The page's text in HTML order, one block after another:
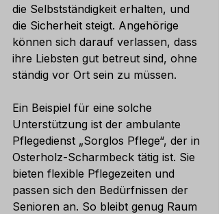
die Selbstständigkeit erhalten, und
die Sicherheit steigt. Angehörige
können sich darauf verlassen, dass
ihre Liebsten gut betreut sind, ohne
ständig vor Ort sein zu müssen.
Ein Beispiel für eine solche
Unterstützung ist der ambulante
Pflegedienst „Sorglos Pflege“, der in
Osterholz-Scharmbeck tätig ist. Sie
bieten flexible Pflegezeiten und
passen sich den Bedürfnissen der
Senioren an. So bleibt genug Raum